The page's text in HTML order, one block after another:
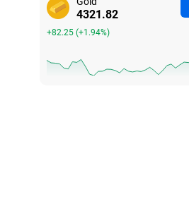
4321.82
+82.25(+1.94%)